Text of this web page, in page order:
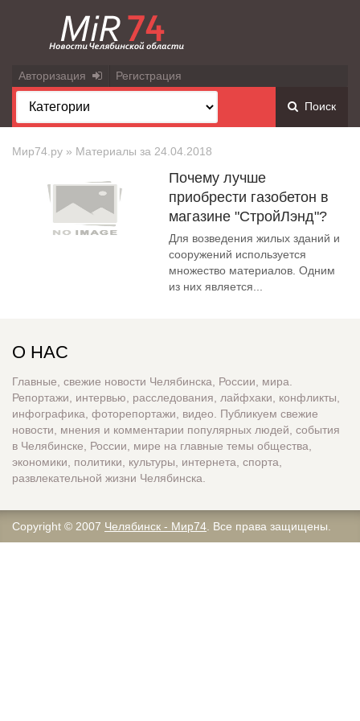
Авторизация Регистрация
Поиск
Мир74.ру » Материалы за 24.04.2018
Почему лучше
приобрести газобетон в
магазине "СтройЛэнд"?
Для возведения жилых зданий и
сооружений используется
множество материалов. Одним
из них является...
О НАС
Главные, свежие новости Челябинска, России, мира.
Репортажи, интервью, расследования, лайфхаки, конфликты,
инфографика, фоторепортажи, видео. Публикуем свежие
новости, мнения и комментарии популярных людей, события
в Челябинске, России, мире на главные темы общества,
экономики, политики, культуры, интернета, спорта,
развлекательной жизни Челябинска.
Copyright © 2007 Челябинск - Мир74 . Все права защищены.